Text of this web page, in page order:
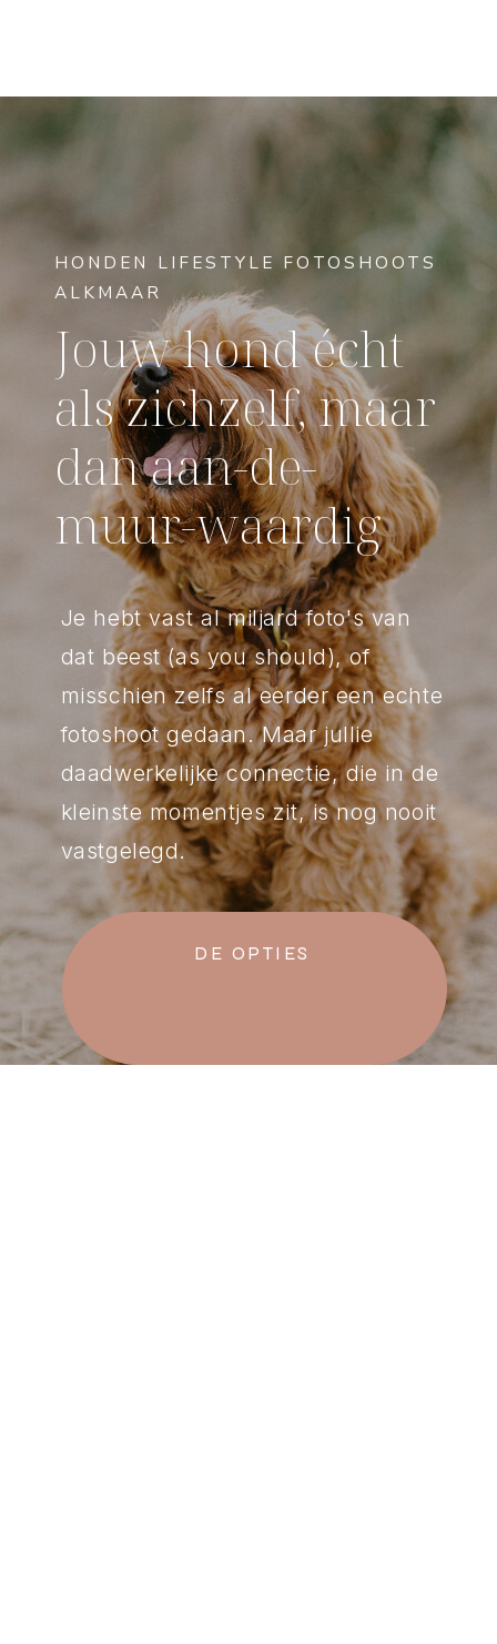
DE OPTIES
Je hebt vast al miljard foto's van
dat beest (as you should), of
misschien zelfs al eerder een echte
fotoshoot gedaan. Maar jullie
daadwerkelijke connectie, die in de
kleinste momentjes zit, is nog nooit
vastgelegd.
HONDEN LIFESTYLE FOTOSHOOTS
ALKMAAR
Jouw hond écht
als zichzelf, maar
dan aan-de-
muur-waardig